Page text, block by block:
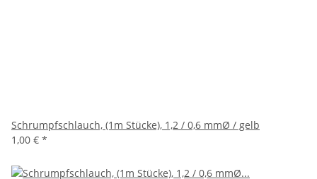
Schrumpfschlauch, (1m Stücke), 1,2 / 0,6 mmØ / gelb
1,00 € *